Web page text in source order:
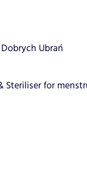
Ubrań
Steriliser for